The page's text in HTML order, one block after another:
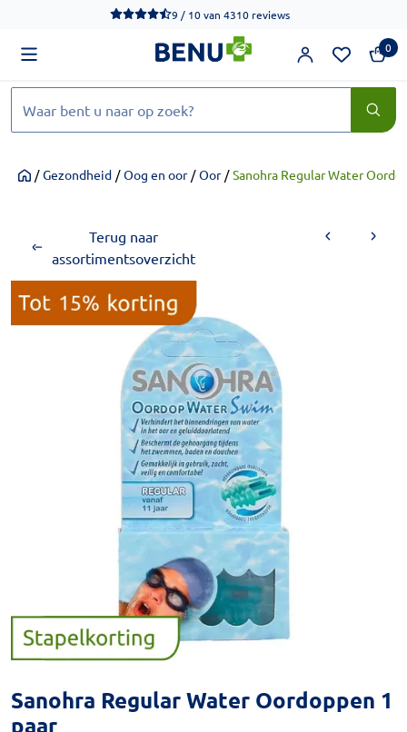
We werken momenteel hard aan het verbeteren van de
9 / 10van 4310 reviews
0
Home
/ Gezondheid / Oog en oor / Oor / Sanohra Regular Water
Terug naar
assortimentsoverzicht
Sanohra Regular Water Oordoppen 1
paar